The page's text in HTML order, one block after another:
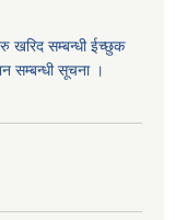
खरिद सम्बन्धी ईच्छुक
सम्बन्धी सूचना ।